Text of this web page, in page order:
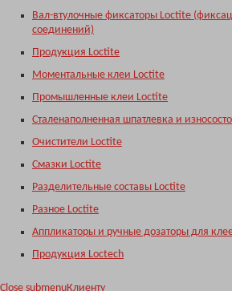
Вал-втулочные фиксаторы Loctite
соединений)
Продукция Loctite
Моментальные клеи Loctite
Промышленные клеи Loctite
Сталенаполненная шпатлевка и
Очистители Loctite
Смазки Loctite
Разделительные составы Loctite
Разное Loctite
Аппликаторы и ручные дозаторы для
Продукция Loctech
Close submenuКлиенту